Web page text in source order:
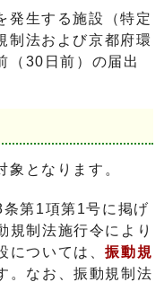
発生する施設（特定
制法および京都府環
（30日前）の届出
象となります。
条第1項第1号に掲げ
規制法施行令により
については、振動規
。なお、振動規制法